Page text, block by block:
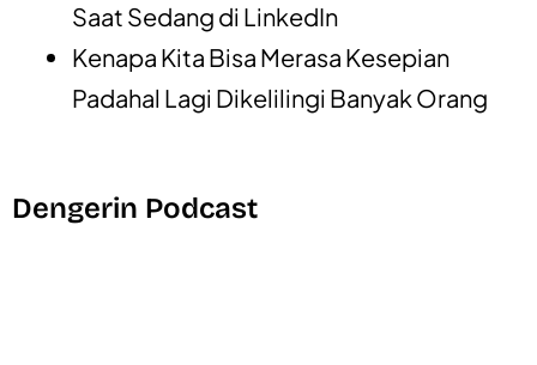
Saat Sedang di LinkedIn
Kenapa Kita Bisa Merasa Kesepian
Padahal Lagi Dikelilingi Banyak Orang
Dengerin Podcast